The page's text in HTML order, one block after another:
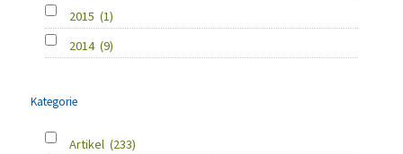
2015 (1)
2014 (9)
Kategorie
Artikel (233)